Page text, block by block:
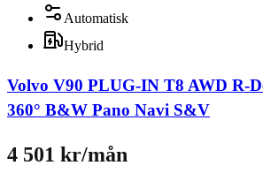
Automatisk
Hybrid
Volvo V90 PLUG-IN T8 AWD R-
360° B&W Pano Navi S&V
4 501 kr/mån